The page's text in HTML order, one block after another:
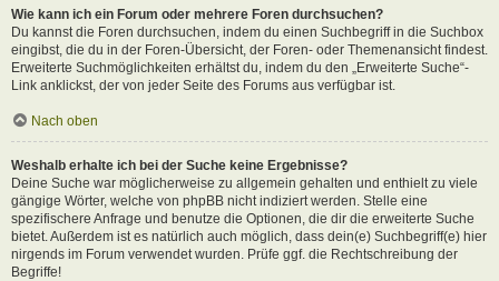
Wie kann ich ein Forum oder mehrere Foren durchsuchen?
Du kannst die Foren durchsuchen, indem du einen Suchbegriff in die Suchbox
eingibst, die du in der Foren-Übersicht, der Foren- oder Themenansicht findest.
Erweiterte Suchmöglichkeiten erhältst du, indem du den „Erweiterte Suche“-
Link anklickst, der von jeder Seite des Forums aus verfügbar ist.
Nach oben
Weshalb erhalte ich bei der Suche keine Ergebnisse?
Deine Suche war möglicherweise zu allgemein gehalten und enthielt zu viele
gängige Wörter, welche von phpBB nicht indiziert werden. Stelle eine
spezifischere Anfrage und benutze die Optionen, die dir die erweiterte Suche
bietet. Außerdem ist es natürlich auch möglich, dass dein(e) Suchbegriff(e) hier
nirgends im Forum verwendet wurden. Prüfe ggf. die Rechtschreibung der
Begriffe!